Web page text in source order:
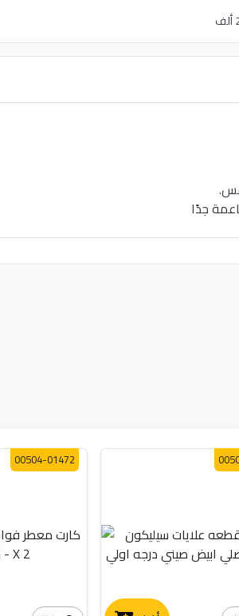
00504-01472